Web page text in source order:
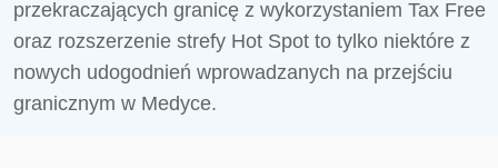
przekraczających granicę z wykorzystaniem Tax Free
oraz rozszerzenie strefy Hot Spot to tylko niektóre z
nowych udogodnień wprowadzanych na przejściu
granicznym w Medyce.